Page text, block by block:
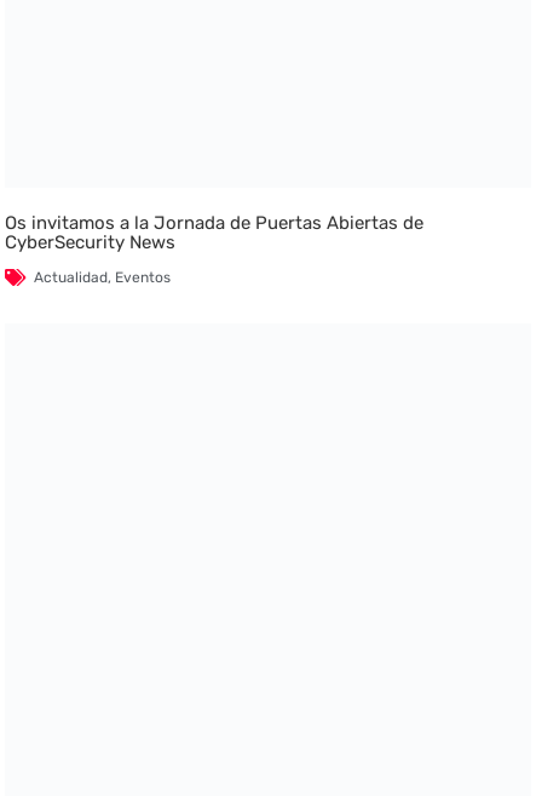
Os invitamos a la Jornada de Puertas Abiertas de
CyberSecurity News
Actualidad, Eventos